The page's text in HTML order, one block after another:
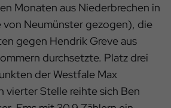
Monaten aus Niederbrechen in
von Neumünster gezogen), die
gegen Hendrik Greve aus
durchsetzte. Platz drei
der Westfale Max
vierter Stelle reihte sich Ben